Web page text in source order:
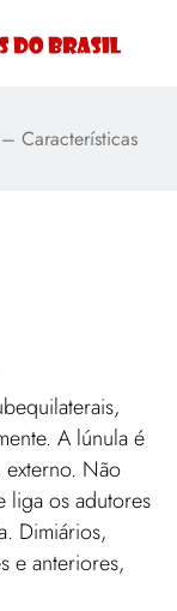
Características
A lúnula é
externo. Não
liga os adutores
Dimiários,
e anteriores,